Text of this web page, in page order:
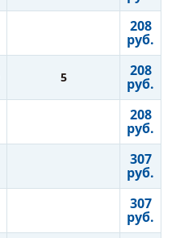
208
руб.
5 208
руб.
208
руб.
307
руб.
307
руб.